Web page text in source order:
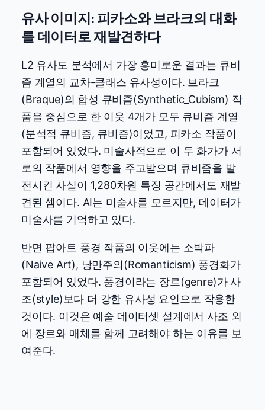
유사 이미지: 피카소와 브라크의 대화
를 데이터로 재발견하다
L2 유사도 분석에서 가장 흥미로운 결과는 큐비
즘 계열의 교차-클래스 유사성이다. 브라크
(Braque)의 합성 큐비즘(Synthetic_Cubism) 작
품을 중심으로 한 이웃 4개가 모두 큐비즘 계열
(분석적 큐비즘, 큐비즘)이었고, 피카소 작품이
포함되어 있었다. 미술사적으로 이 두 화가가 서
로의 작품에서 영향을 주고받으며 큐비즘을 발
전시킨 사실이 1,280차원 특징 공간에서도 재발
견된 셈이다. AI는 미술사를 모르지만, 데이터가
미술사를 기억하고 있다.
반면 팝아트 풍경 작품의 이웃에는 소박파
(Naive Art), 낭만주의(Romanticism) 풍경화가
포함되어 있었다. 풍경이라는 장르(genre)가 사
조(style)보다 더 강한 유사성 요인으로 작용한
것이다. 이것은 예술 데이터셋 설계에서 사조 외
에 장르와 매체를 함께 고려해야 하는 이유를 보
여준다.